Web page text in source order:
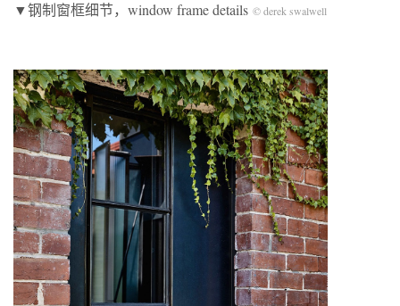
▼钢制窗框细节，window frame details © derek swalwell